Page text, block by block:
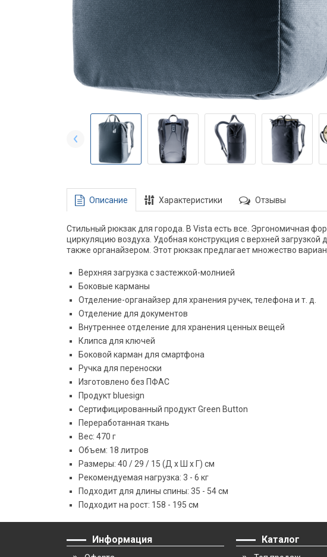
Описание Характеристики Отзывы
Стильный рюкзак для города. В Vista есть все. Эргономичная
циркуляцию воздуха. Удобная конструкция с верхней
также органайзером. Этот рюкзак предлагает множество
Верхняя загрузка с застежкой-молнией
Боковые карманы
Отделение-органайзер для хранения ручек, телефона и т. д.
Отделение для документов
Внутреннее отделение для хранения ценных вещей
Клипса для ключей
Боковой карман для смартфона
Ручка для переноски
Изготовлено без ПФАС
Продукт bluesign
Сертифицированный продукт Green Button
Переработанная ткань
Вес: 470 г
Объем: 18 литров
Размеры: 40 / 29 / 15 (Д x Ш x Г) см
Рекомендуемая нагрузка: 3 - 6 кг
Подходит для длины спины: 35 - 54 см
Подходит на рост: 158 - 195 см
Информация Каталог